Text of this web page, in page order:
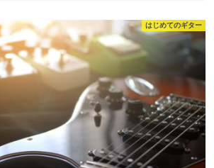
はじめてのギター